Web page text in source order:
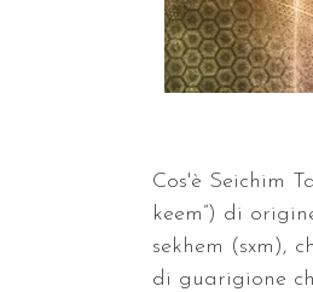
Cos'è Seichim
keem”) di
sekhem (sxm),
di guarigione